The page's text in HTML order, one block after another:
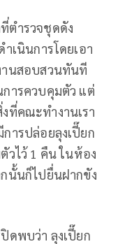
ตํารวจชุดดัง
เนินการโดยเอา
านสอบสวนทันที
การควบคุมตัว แต่
ที่คณะทำงานเรา
ารปล่อยลุงเปี๊ยก
วไว้ 1 คืน ในห้อง
นั้นก็ไปยื่นฝากขัง
ดพบว่า ลุงเปี๊ยก